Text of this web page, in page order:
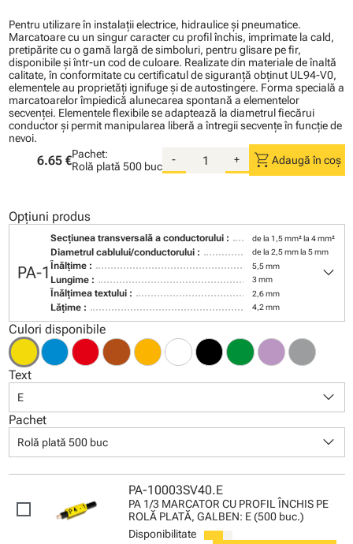
Pentru utilizare în instalaţii electrice, hidraulice şi pneumatice.
Marcatoare cu un singur caracter cu profil închis, imprimate la cald,
pretipărite cu o gamă largă de simboluri, pentru glisare pe fir,
disponibile şi într-un cod de culoare. Realizate din materiale de înaltă
calitate, în conformitate cu certificatul de siguranţă obţinut UL94-V0,
elementele au proprietăţi ignifuge şi de autostingere. Forma specială a
marcatoarelor împiedică alunecarea spontană a elementelor
secvenţei. Elementele flexibile se adaptează la diametrul fiecărui
conductor şi permit manipularea liberă a întregii secvenţe în funcţie de
nevoi.
6.65 €Pachet:
Rolă plată 500 buc
- + shopping_cart Adaugă în coș
Opțiuni produs
PA-1
Secţiunea transversală a conductorului : de la 1,5 mm² la 4 mm²
Diametrul cablului/conductorului : de la 2,5 mm la 5 mm
Înălţime : 5,5 mm
Lungime : 3 mm
Înălţimea textului : 2,6 mm
Lăţime : 4,2 mm
keyboard_arrow_down
Culori disponibile
Text
E keyboard_arrow_down
Pachet
Rolă plată 500 buc keyboard_arrow_down
PA-10003SV40.E
PA 1/3 MARCATOR CU PROFIL ÎNCHIS PE
ROLĂ PLATĂ, GALBEN: E (500 buc.)
Disponibilitate